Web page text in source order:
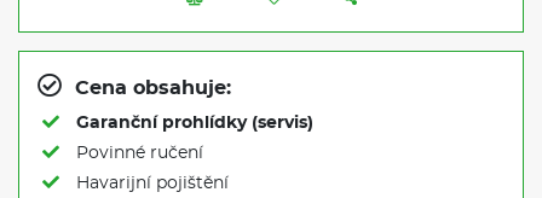
Cena obsahuje:
Garanční prohlídky (servis)
Povinné ručení
Havarijní pojištění